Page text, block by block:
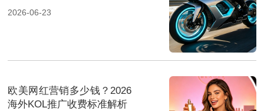
球两轮电动市场
2026-06-23
欧美网红营销多少钱？2026
海外KOL推广收费标准解析